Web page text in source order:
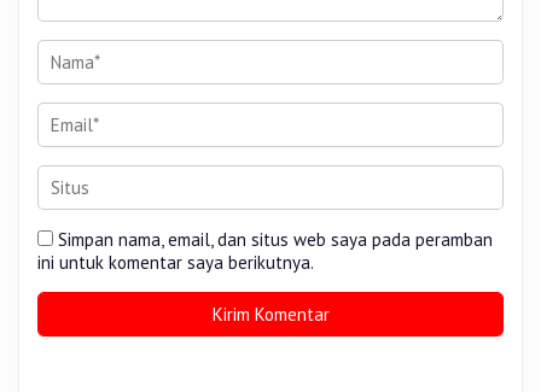
Simpan nama, email, dan situs web saya pada peramban
ini untuk komentar saya berikutnya.